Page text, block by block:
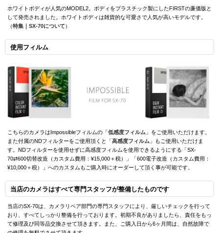
ホワイトボディが人気のMODEL2。ボディをプラスチック製にしたFIRSTの廉価版と
して発売されました。ホワイトボディは雑貨的な可愛さで人気が高いモデルです。
（特集｜SX-70について）
使用フィルム
こちらのカメラはImpossibleフィルムの「低感度フィルム 」をご使用いただけます。
また付属のNDフィルターをご使用頂くと「高感度フィルム 」もご使用いただけま
す。NDフィルターを使用せずに高感度フィルムを使用できるようにする「SX-
70⇄600切替改造（カスタム費用：¥15,000＋税）」「600電子改造（カスタム費用：
¥10,000＋税）」へのカスタムもご購入時にオーダーして頂く事が可能です。
当店のカメラはすべて専門スタッフが整備したものです
当店のSX-70は、カメラリペア部門の専門スタッフにより、厳しいチェックを行って
おり、すべてしっかり整備を行っております。初期不良がありましたら、責任をもっ
て修理及び同等品交換させて頂きます。また、ご購入日から6ヶ月間は、自然故障で